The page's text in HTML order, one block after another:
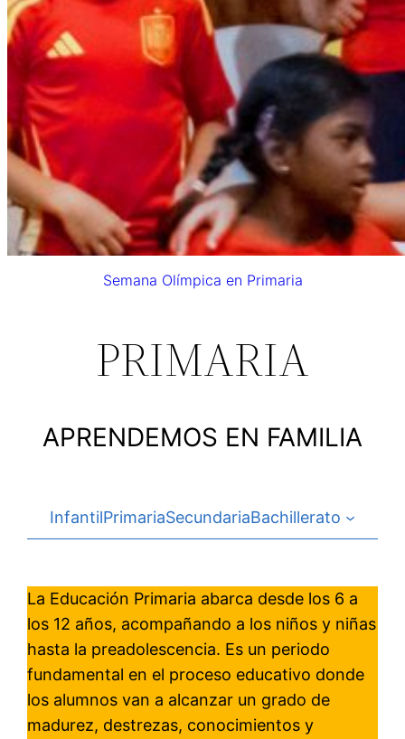
Semana Olímpica en Primaria
PRIMARIA
APRENDEMOS EN FAMILIA
InfantilPrimariaSecundariaBachillerato
La Educación Primaria abarca desde los 6 a
los 12 años, acompañando a los niños y niñas
hasta la preadolescencia. Es un periodo
fundamental en el proceso educativo donde
los alumnos van a alcanzar un grado de
madurez, destrezas, conocimientos y